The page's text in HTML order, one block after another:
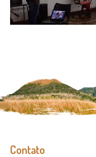
Contato